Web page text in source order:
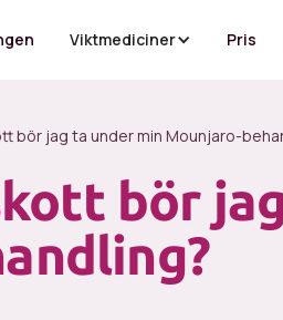
Viktmediciner Pris
bör jag ta under min Mounjaro-
bör